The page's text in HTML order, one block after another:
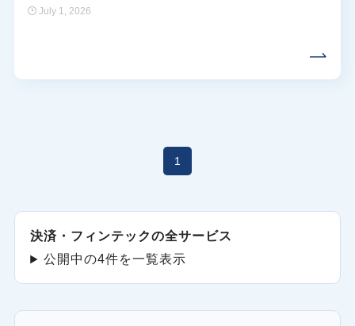
July 1, 2026
1
決済・フィンテックの全サービス
公開中の4件を一覧表示